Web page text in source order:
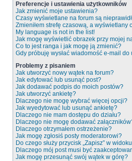
Preferencje i ustawienia użytkowników
Jak zmienić moje ustawienia?
Czasy wyświetlane na forum są
Zmieniłem strefę czasową, a wyświetlany
My language is not in the list!
Jak mogę wyświetlić obrazek przy mojej
Co to jest ranga i jak mogę ją zmienić?
Gdy próbuję wysłać wiadomość e-mail
Problemy z pisaniem
Jak utworzyć nowy wątek na forum?
Jak edytować lub usunąć post?
Jak dodawać podpis do moich postów?
Jak utworzyć ankietę?
Dlaczego nie mogę wybrać więcej opcji?
Jak wyedytować lub usunąć ankietę?
Dlaczego nie mam dostępu do działu?
Dlaczego nie mogę dodawać
Dlaczego otrzymałem ostrzeżenie?
Jak mogę zgłosiś posty moderatorowi?
Do czego służy przycisk „Zapisz” w
Dlaczego mój post musi być
Jak mogę przesunąć swój wątek w górę?